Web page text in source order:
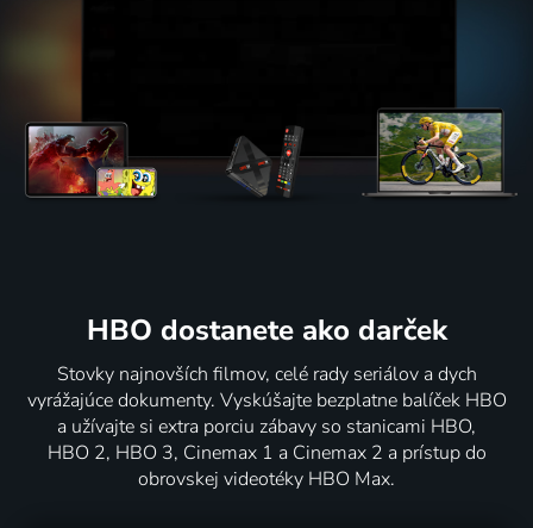
HBO dostanete ako darček
Stovky najnovších filmov, celé rady seriálov a dych
vyrážajúce dokumenty. Vyskúšajte bezplatne balíček HBO
a užívajte si extra porciu zábavy so stanicami HBO,
HBO 2, HBO 3, Cinemax 1 a Cinemax 2 a prístup do
obrovskej videotéky HBO Max.